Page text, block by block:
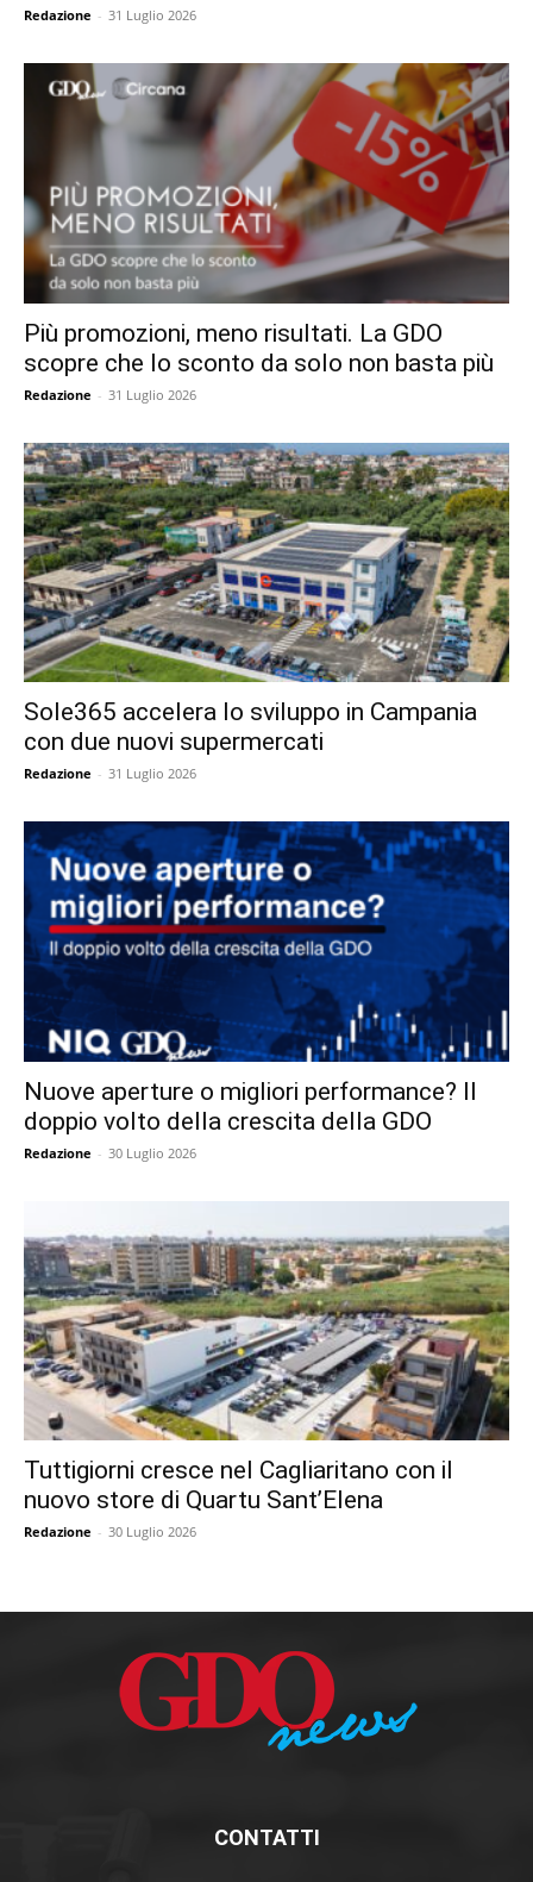
Redazione - 31 Luglio 2026
Più promozioni, meno risultati. La GDO
scopre che lo sconto da solo non basta più
Redazione - 31 Luglio 2026
Sole365 accelera lo sviluppo in Campania
con due nuovi supermercati
Redazione - 31 Luglio 2026
Nuove aperture o migliori performance? Il
doppio volto della crescita della GDO
Redazione - 30 Luglio 2026
Tuttigiorni cresce nel Cagliaritano con il
nuovo store di Quartu Sant’Elena
Redazione - 30 Luglio 2026
CONTATTI